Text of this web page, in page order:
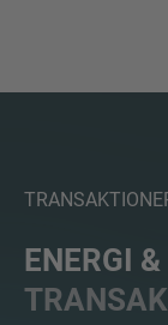
ENERGI